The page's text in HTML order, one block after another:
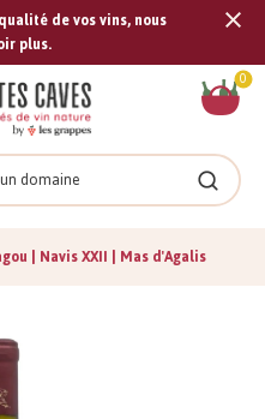
de vos vins, nous
plus.
0
| Navis XXII | Mas d'Agalis